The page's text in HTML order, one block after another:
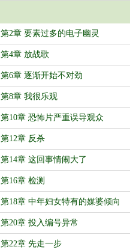
第2章 要素过多的电子幽灵
第4章 放战歌
第6章 逐渐开始不对劲
第8章 我很乐观
第10章 恐怖片严重误导观众
第12章 反杀
第14章 这回事情闹大了
第16章 检测
第18章 中年妇女特有的媒婆倾向
第20章 投入编号异常
第22章 先走一步